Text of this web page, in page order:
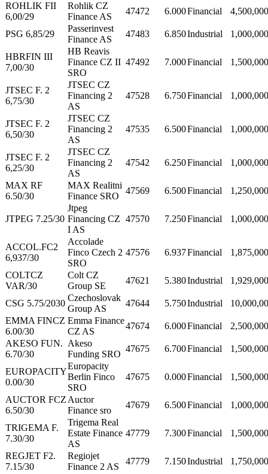
ROHLIK FII
6,00/29
Rohlik CZ
Finance AS
47472 6.000Financial
PSG 6,85/29
Passerinvest
Finance AS
47483 6.850Industrial
HBRFIN III
7,00/30
HB Reavis
Finance CZ II
SRO
47492 7.000Financial
JTSEC F. 2
6,75/30
JTSEC CZ
Financing 2
AS
47528 6.750Financial
JTSEC F. 2
6,50/30
JTSEC CZ
Financing 2
AS
47535 6.500Financial
JTSEC F. 2
6,25/30
JTSEC CZ
Financing 2
AS
47542 6.250Financial
MAX RF
6.50/30
MAX Realitni
Finance SRO
47569 6.500Financial
JTPEG 7.25/30
Jtpeg
Financing CZ
I AS
47570 7.250Financial
ACCOL.FC2
6,937/30
Accolade
Finco Czech 2
SRO
47576 6.937Financial
COLTCZ
VAR/30
Colt CZ
Group SE
47621 5.380Industrial
CSG 5.75/2030
Czechoslovak
Group AS
47644 5.750Industrial
EMMA FINCZ
6.00/30
Emma Finance
CZ AS
47674 6.000Financial
AKESO FUN.
6.70/30
Akeso
Funding SRO
47675 6.700Financial
EUROPACITY
0.00/30
Europacity
Berlin Finco
SRO
47675 0.000Financial
AUCTOR FCZ
6.50/30
Auctor
Finance sro
47679 6.500Financial
TRIGEMA F.
7.30/30
Trigema Real
Estate Finance
AS
47779 7.300Financial
REGJET F2.
7.15/30
Regiojet
Finance 2 AS
47779 7.150Industrial